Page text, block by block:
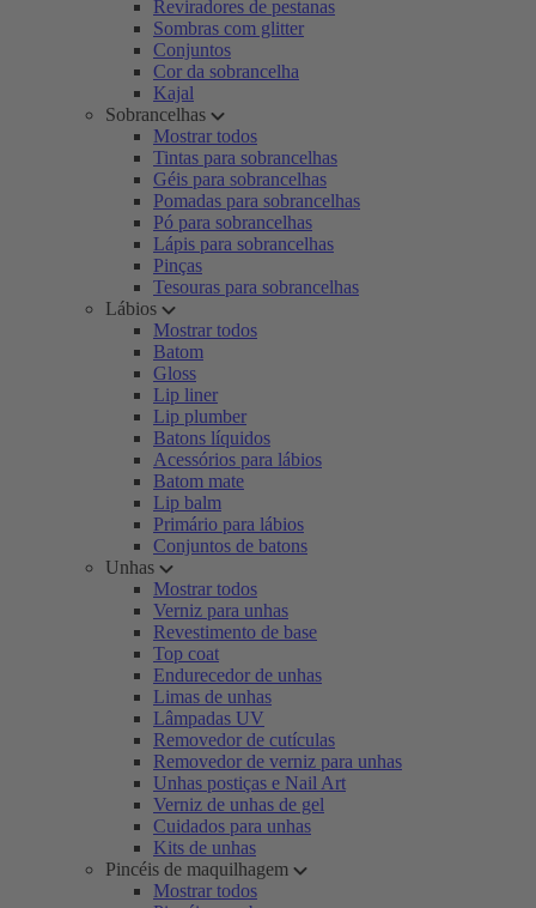
Reviradores de pestanas
Sombras com glitter
Conjuntos
Cor da sobrancelha
Kajal
Sobrancelhas
Mostrar todos
Tintas para sobrancelhas
Géis para sobrancelhas
Pomadas para sobrancelhas
Pó para sobrancelhas
Lápis para sobrancelhas
Pinças
Tesouras para sobrancelhas
Lábios
Mostrar todos
Batom
Gloss
Lip liner
Lip plumber
Batons líquidos
Acessórios para lábios
Batom mate
Lip balm
Primário para lábios
Conjuntos de batons
Unhas
Mostrar todos
Verniz para unhas
Revestimento de base
Top coat
Endurecedor de unhas
Limas de unhas
Lâmpadas UV
Removedor de cutículas
Removedor de verniz para unhas
Unhas postiças e Nail Art
Verniz de unhas de gel
Cuidados para unhas
Kits de unhas
Pincéis de maquilhagem
Mostrar todos